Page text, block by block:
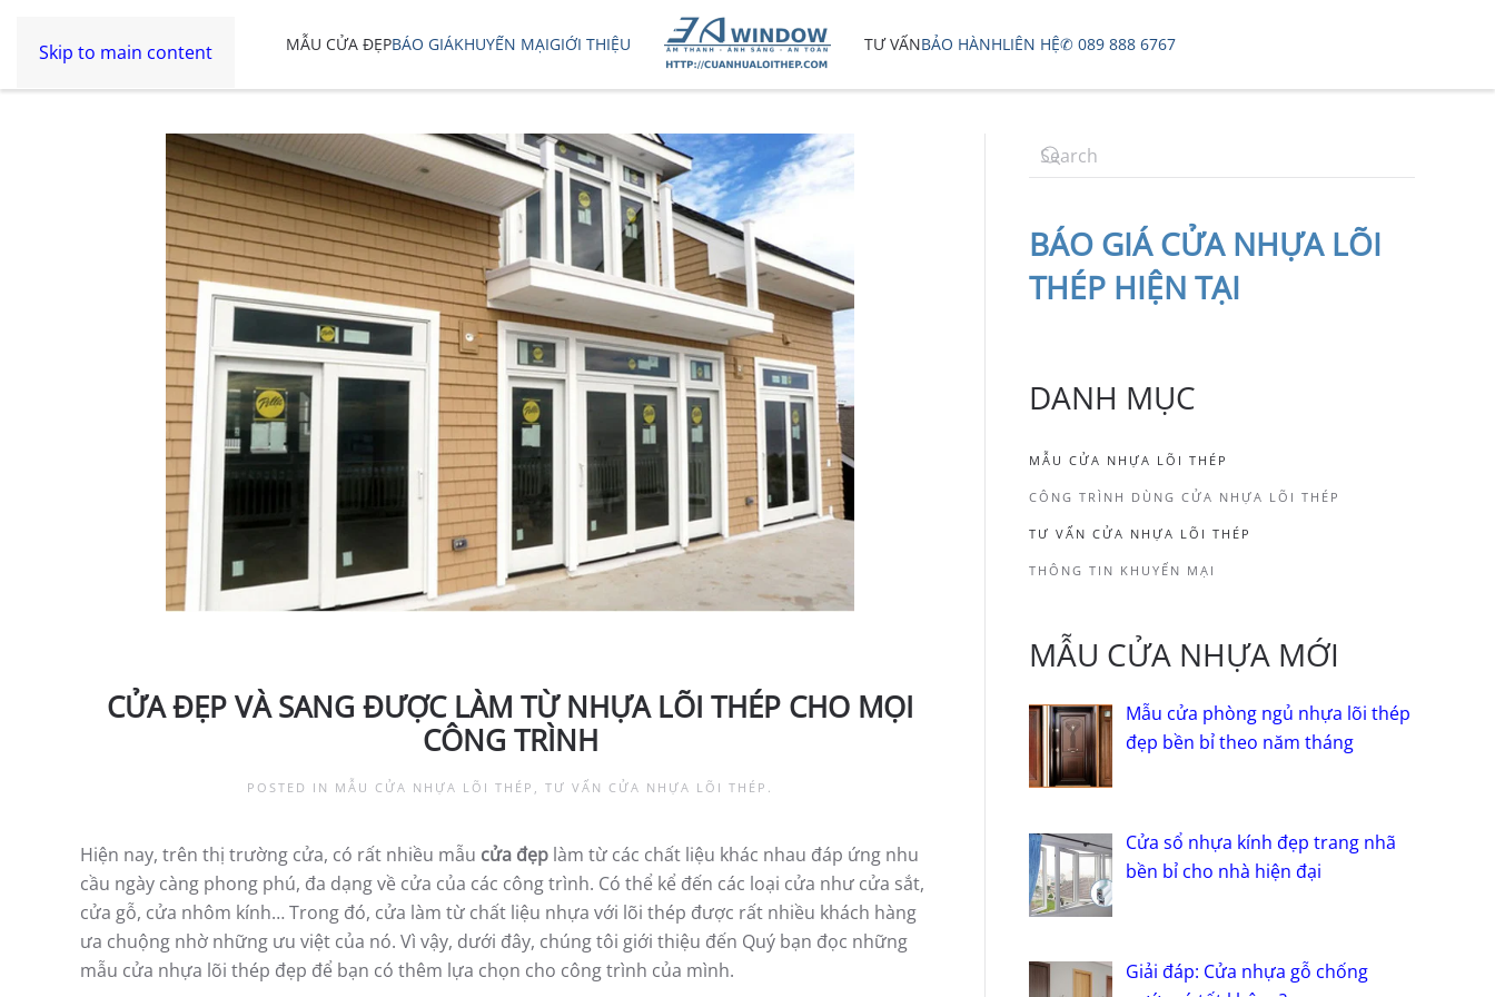
Skip to main content MẪU CỬA ĐẸPBÁO GIÁKHUYẾN MẠIGIỚI THIỆU TƯ VẤNBẢO HÀNHLIÊN HỆ✆ 089 888 6767
CỬA ĐẸP VÀ SANG ĐƯỢC LÀM TỪ NHỰA LÕI THÉP CHO MỌI
CÔNG TRÌNH
POSTED IN MẪU CỬA NHỰA LÕI THÉP ,TƯ VẤN CỬA NHỰA LÕI THÉP
Hiện nay, trên thị trường cửa, có rất nhiều mẫu cửa đẹp làm từ các chất liệu khác nhau đáp ứng nhu
cầu ngày càng phong phú, đa dạng về cửa của các công trình. Có thể kể đến các loại cửa như cửa sắt,
cửa gỗ, cửa nhôm kính… Trong đó, cửa làm từ chất liệu nhựa với lõi thép được rất nhiều khách hàng
ưa chuộng nhờ những ưu việt của nó. Vì vậy, dưới đây, chúng tôi giới thiệu đến Quý bạn đọc những
mẫu cửa nhựa lõi thép đẹp để bạn có thêm lựa chọn cho công trình của mình.
BÁO GIÁ CỬA NHỰA LÕI
THÉP HIỆN TẠI
DANH MỤC
MẪU CỬA NHỰA LÕI THÉP
CÔNG TRÌNH DÙNG CỬA NHỰA LÕI THÉP
TƯ VẤN CỬA NHỰA LÕI THÉP
THÔNG TIN KHUYẾN MẠI
MẪU CỬA NHỰA MỚI
Mẫu cửa phòng ngủ nhựa lõi thép
đẹp bền bỉ theo năm tháng
Cửa sổ nhựa kính đẹp trang nhã
bền bỉ cho nhà hiện đại
Giải đáp: Cửa nhựa gỗ chống